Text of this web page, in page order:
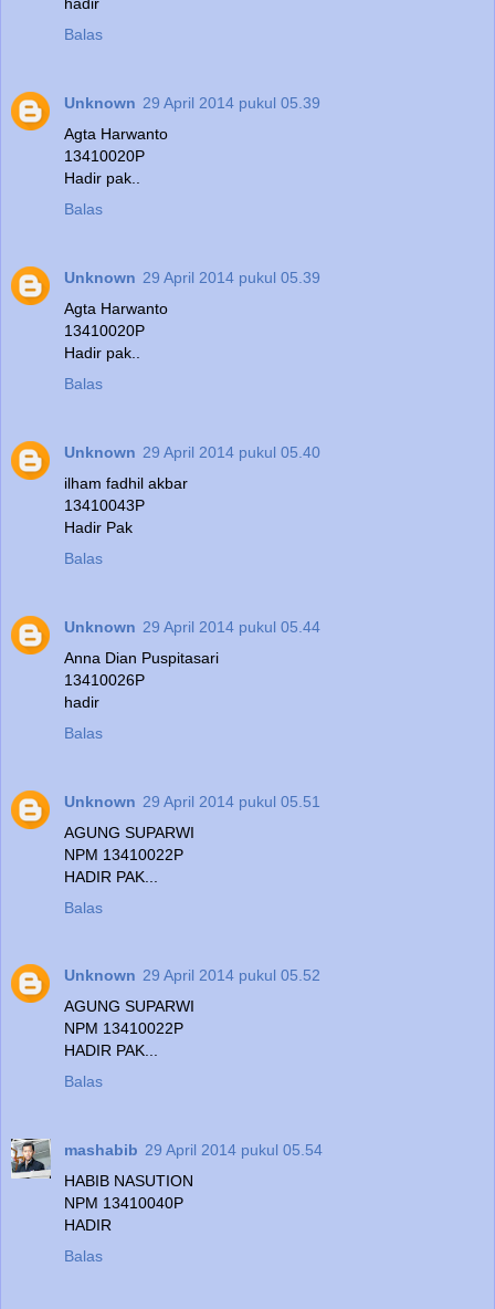
Balas
Unknown 29 April 2014 pukul 05.39
Agta Harwanto
13410020P
Hadir pak..
Balas
Unknown 29 April 2014 pukul 05.39
Agta Harwanto
13410020P
Hadir pak..
Balas
Unknown 29 April 2014 pukul 05.40
ilham fadhil akbar
13410043P
Hadir Pak
Balas
Unknown 29 April 2014 pukul 05.44
Anna Dian Puspitasari
13410026P
hadir
Balas
Unknown 29 April 2014 pukul 05.51
AGUNG SUPARWI
NPM 13410022P
HADIR PAK...
Balas
Unknown 29 April 2014 pukul 05.52
AGUNG SUPARWI
NPM 13410022P
HADIR PAK...
Balas
mashabib 29 April 2014 pukul 05.54
HABIB NASUTION
NPM 13410040P
HADIR
Balas